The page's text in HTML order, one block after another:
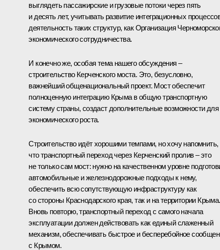
выглядеть пассажирские и грузовые потоки через пять
и десять лет, учитывать развитие интеграционных
деятельность таких структур, как Организация
экономического сотрудничества.
И конечно же, особая тема нашего обсуждения –
строительство Керченского моста. Это, безусловно,
важнейший общенациональный проект. Мост обеспечит
полноценную интеграцию Крыма в общую транспортную
систему страны, создаст дополнительные возможности для
экономического роста.
Строительство идёт хорошими темпами, но хочу напомнить,
что транспортный переход через Керченский пролив – это
не только сам мост: нужно на качественном уровне
автомобильные и железнодорожные подходы к нему,
обеспечить всю сопутствующую инфраструктуру как
со стороны Краснодарского края, так и на территории Крыма.
Вновь повторю, транспортный переход с самого начала
эксплуатации должен действовать как единый слаженный
механизм, обеспечивать быстрое и бесперебойное
с Крымом.